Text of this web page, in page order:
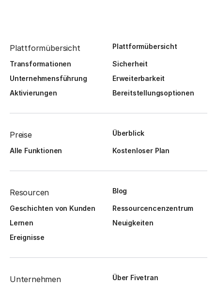
Plattformübersicht Plattformübersicht
Transformationen
Sicherheit
Unternehmensführung
Erweiterbarkeit
Aktivierungen
Bereitstellungsoptionen
Preise Überblick
Alle Funktionen Kostenloser Plan
Resourcen Blog
Geschichten von Kunden
Ressourcencenzentrum
Lernen
Neuigkeiten
Ereignisse
Unternehmen Über Fivetran